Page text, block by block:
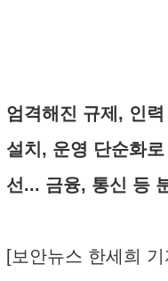
엄격해진 규제, 인
설치, 운영 단순화
선... 금융, 통신 등
[보안뉴스 한세희